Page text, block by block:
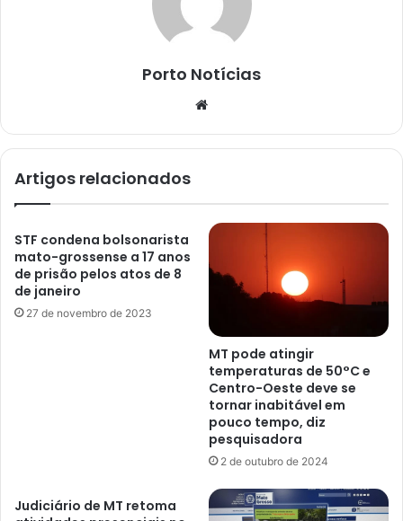
Porto Notícias
Artigos relacionados
STF condena bolsonarista
mato-grossense a 17 anos
de prisão pelos atos de 8
de janeiro
27 de novembro de 2023
MT pode atingir
temperaturas de 50°C e
Centro-Oeste deve se
tornar inabitável em
pouco tempo, diz
pesquisadora
2 de outubro de 2024
Judiciário de MT retoma